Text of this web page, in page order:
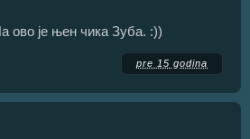
ово је њен чика Зуба. :))
pre 15 godina